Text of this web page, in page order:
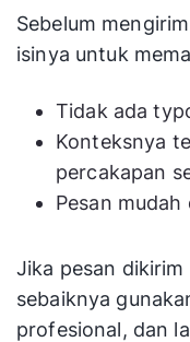
Sebelum
isinya untuk
Tidak ada
Konteksnya
percakapan
Pesan
Jika pesan
sebaiknya
profesional, dan